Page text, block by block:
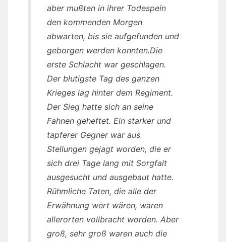
aber mußten in ihrer Todespein
den kommenden Morgen
abwarten, bis sie aufgefunden und
geborgen werden konnten.Die
erste Schlacht war geschlagen.
Der blutigste Tag des ganzen
Krieges lag hinter dem Regiment.
Der Sieg hatte sich an seine
Fahnen geheftet. Ein starker und
tapferer Gegner war aus
Stellungen gejagt worden, die er
sich drei Tage lang mit Sorgfalt
ausgesucht und ausgebaut hatte.
Rühmliche Taten, die alle der
Erwähnung wert wären, waren
allerorten vollbracht worden. Aber
groß, sehr groß waren auch die